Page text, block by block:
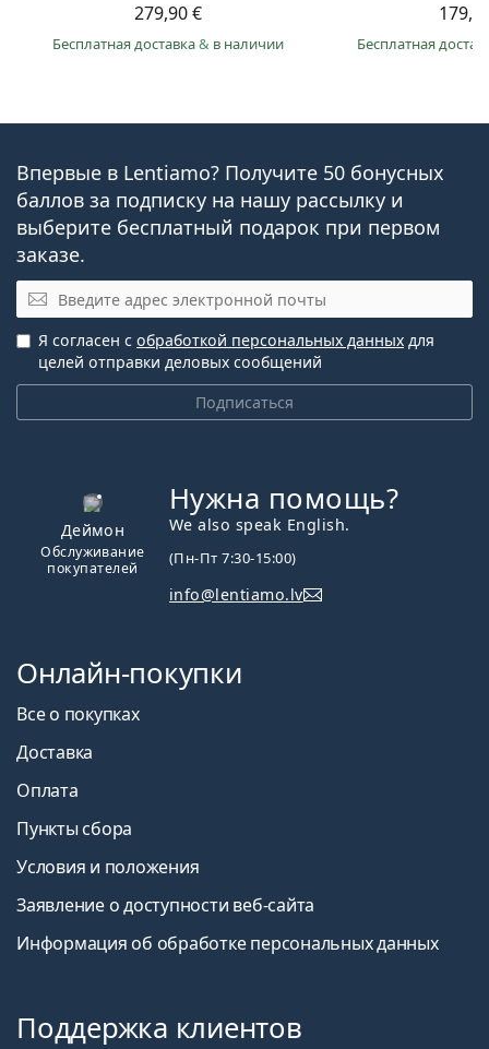
279,90 €
Бесплатная доставка& в наличии Бесплатная
Впервые в Lentiamo? Получите 50 бонусных
баллов за подписку на нашу рассылку и
выберите бесплатный подарок при первом
заказе.
Эл. почта
Подписаться
Я согласен с обработкой персональных данных для
целей отправки деловых сообщений
Деймон
Обслуживание
покупателей
Нужна помощь?
We also speak English.
(Пн-Пт 7:30-15:00)
info@lentiamo.lv
Онлайн-покупки
Все о покупках
Доставка
Оплата
Пункты сбора
Условия и положения
Заявление о доступности веб-сайта
Информация об обработке персональных данных
Поддержка клиентов